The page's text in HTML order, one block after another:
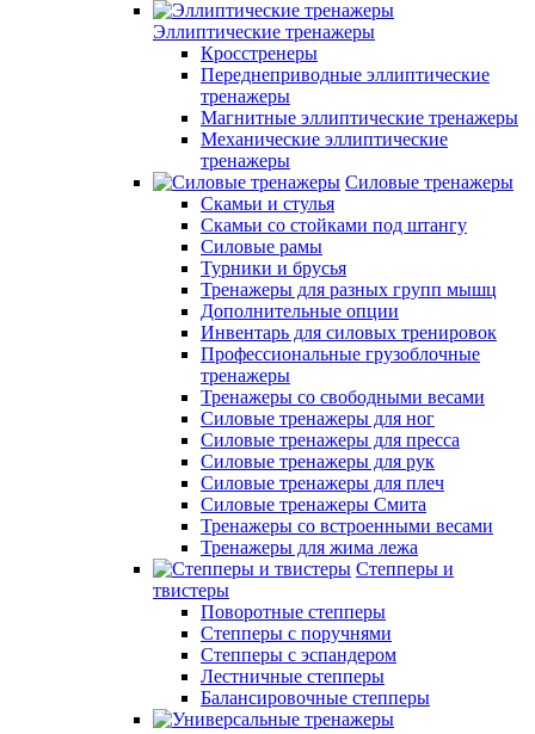
Эллиптические тренажеры
Кросстренеры
Переднеприводные эллиптические
тренажеры
Магнитные эллиптические тренажеры
Механические эллиптические
тренажеры
Силовые тренажеры
Скамьи и стулья
Скамьи со стойками под штангу
Силовые рамы
Турники и брусья
Тренажеры для разных групп мышц
Дополнительные опции
Инвентарь для силовых тренировок
Профессиональные грузоблочные
тренажеры
Тренажеры со свободными весами
Силовые тренажеры для ног
Силовые тренажеры для пресса
Силовые тренажеры для рук
Силовые тренажеры для плеч
Силовые тренажеры Смита
Тренажеры со встроенными весами
Тренажеры для жима лежа
Степперы и
твистеры
Поворотные степперы
Степперы с поручнями
Степперы с эспандером
Лестничные степперы
Балансировочные степперы